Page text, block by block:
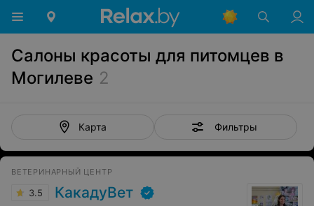
Салоны красоты для питомцев в
Могилеве 2
Карта Фильтры
ВЕТЕРИНАРНЫЙ ЦЕНТР
3.5 КакадуВет